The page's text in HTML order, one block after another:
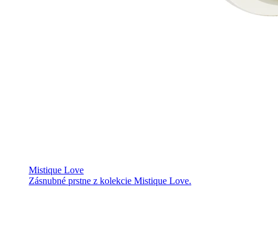
Mistique Love
Zásnubné prstne z kolekcie Mistique Love.